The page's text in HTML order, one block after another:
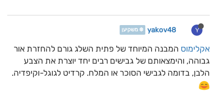
Y
yakov48 ❄️ משקיען
אקלימוס המבנה המיוחד של פתית השלג גורם להחזרת אור
גבוהה, והימצאותם של גבישים רבים יחד יוצרת את הצבע
הלבן, בדומה לגבישי הסוכר או המלח. קרדיט לגוגל-וקיפדיה.